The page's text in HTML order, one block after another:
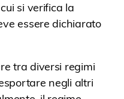
si verifica la
essere dichiarato
tra diversi regimi
negli altri